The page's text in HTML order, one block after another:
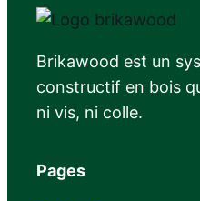
Brikawood est un
constructif en bois
ni vis, ni colle.
Pages